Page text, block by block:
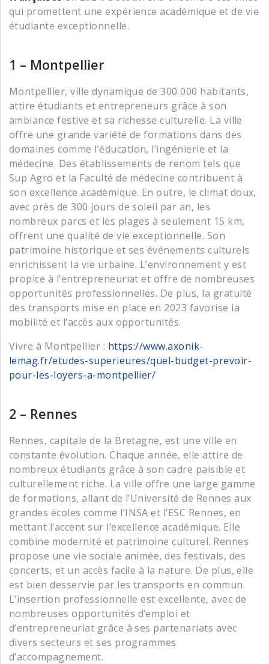
qui promettent une expérience académique et de vie
étudiante exceptionnelle.
1 – Montpellier
Montpellier, ville dynamique de 300 000 habitants,
attire étudiants et entrepreneurs grâce à son
ambiance festive et sa richesse culturelle. La ville
offre une grande variété de formations dans des
domaines comme l’éducation, l’ingénierie et la
médecine. Des établissements de renom tels que
Sup Agro et la Faculté de médecine contribuent à
son excellence académique. En outre, le climat doux,
avec près de 300 jours de soleil par an, les
nombreux parcs et les plages à seulement 15 km,
offrent une qualité de vie exceptionnelle. Son
patrimoine historique et ses événements culturels
enrichissent la vie urbaine. L’environnement y est
propice à l’entrepreneuriat et offre de nombreuses
opportunités professionnelles. De plus, la gratuité
des transports mise en place en 2023 favorise la
mobilité et l’accès aux opportunités.
Vivre à Montpellier : https://www.axonik-
lemag.fr/etudes-superieures/quel-budget-prevoir-
pour-les-loyers-a-montpellier/
2 – Rennes
Rennes, capitale de la Bretagne, est une ville en
constante évolution. Chaque année, elle attire de
nombreux étudiants grâce à son cadre paisible et
culturellement riche. La ville offre une large gamme
de formations, allant de l’Université de Rennes aux
grandes écoles comme l’INSA et l’ESC Rennes, en
mettant l’accent sur l’excellence académique. Elle
combine modernité et patrimoine culturel. Rennes
propose une vie sociale animée, des festivals, des
concerts, et un accès facile à la nature. De plus, elle
est bien desservie par les transports en commun.
L’insertion professionnelle est excellente, avec de
nombreuses opportunités d’emploi et
d’entrepreneuriat grâce à ses partenariats avec
divers secteurs et ses programmes
d’accompagnement.